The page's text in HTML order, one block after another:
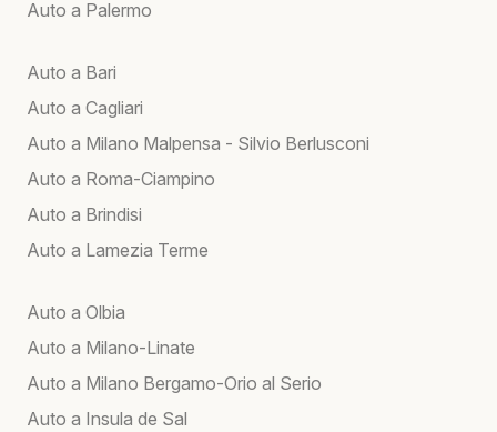
Auto a Palermo
Auto a Bari
Auto a Cagliari
Auto a Milano Malpensa - Silvio Berlusconi
Auto a Roma-Ciampino
Auto a Brindisi
Auto a Lamezia Terme
Auto a Olbia
Auto a Milano-Linate
Auto a Milano Bergamo-Orio al Serio
Auto a Insula de Sal